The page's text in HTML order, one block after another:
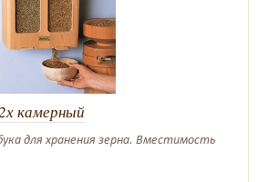
камерный
для хранения зерна. Вместимость